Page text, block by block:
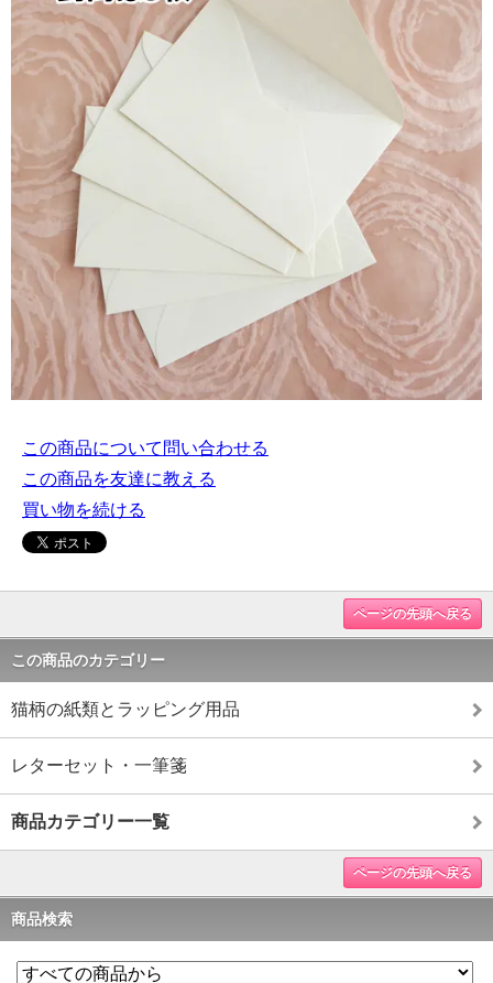
この商品について問い合わせる
この商品を友達に教える
買い物を続ける
ページの先頭へ戻る
この商品のカテゴリー
猫柄の紙類とラッピング用品
レターセット・一筆箋
商品カテゴリー一覧
ページの先頭へ戻る
商品検索